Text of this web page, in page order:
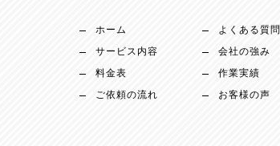
ホーム
サービス内容
料金表
ご依頼の流れ
よくある質問
会社の強み
作業実績
お客様の声